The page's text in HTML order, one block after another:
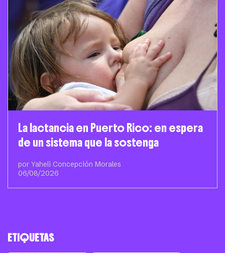
La lactancia en Puerto Rico: en espera
de un sistema que la sostenga
por Yaheli Concepción Morales
06/08/2026
ETIQUETAS